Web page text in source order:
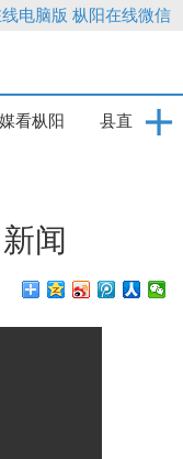
电脑版 枞阳在线微信
看枞阳 县直
闻